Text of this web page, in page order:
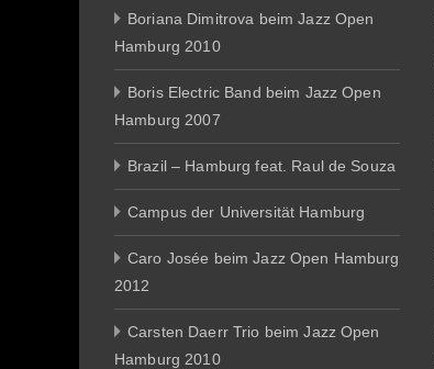
Boriana Dimitrova beim Jazz Open
Hamburg 2010
Boris Electric Band beim Jazz Open
Hamburg 2007
Brazil – Hamburg feat. Raul de Souza
Campus der Universität Hamburg
Caro Josée beim Jazz Open Hamburg
2012
Carsten Daerr Trio beim Jazz Open
Hamburg 2010